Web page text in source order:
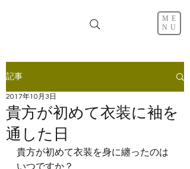
ME
NU
記事
貴方が初めて衣装に袖を
通した日
2017年10月3日
貴方が初めて衣装を身に纏ったのは
いつですか？